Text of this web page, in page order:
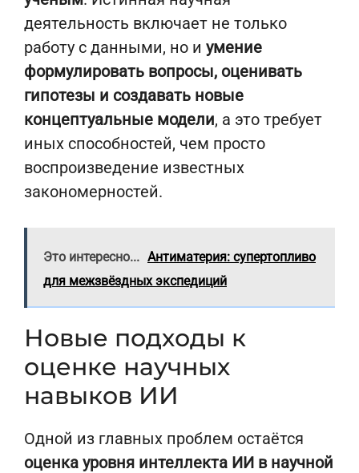
деятельность включает не только
работу с данными, но и умение
формулировать вопросы, оценивать
гипотезы и создавать новые
концептуальные модели, а это требует
иных способностей, чем просто
воспроизведение известных
закономерностей.
Это интересно... Антиматерия: супертопливо
для межзвёздных экспедиций
Новые подходы к
оценке научных
навыков ИИ
Одной из главных проблем остаётся
оценка уровня интеллекта ИИ в научной